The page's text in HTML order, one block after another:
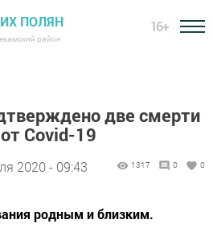
ПОЛЯН
район
16+
две смерти
Covid-19
2020 - 09:43 1317 0 0
родным и близким.